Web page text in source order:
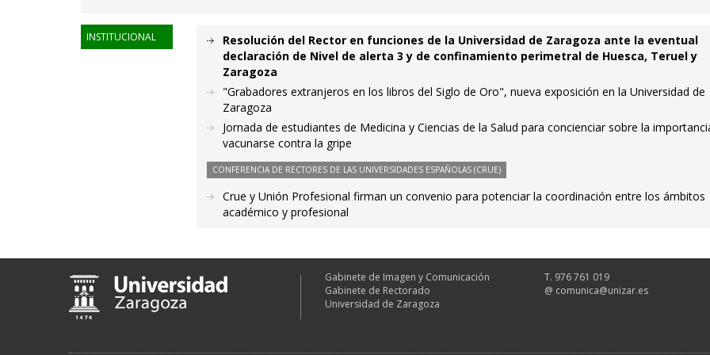
INSTITUCIONAL
Resolución del Rector en funciones de la Universidad de Zaragoza ante la eventual
declaración de Nivel de alerta 3 y de confinamiento perimetral de Huesca, Teruel y
Zaragoza
"Grabadores extranjeros en los libros del Siglo de Oro", nueva exposición en la Universidad de
Zaragoza
Jornada de estudiantes de Medicina y Ciencias de la Salud para concienciar sobre la
vacunarse contra la gripe
CONFERENCIA DE RECTORES DE LAS UNIVERSIDADES ESPAÑOLAS (CRUE)
Crue y Unión Profesional firman un convenio para potenciar la coordinación entre los ámbitos
académico y profesional
Gabinete de Imagen y Comunicación
Gabinete de Rectorado
Universidad de Zaragoza
T. 976 761 019
@ comunica@unizar.es